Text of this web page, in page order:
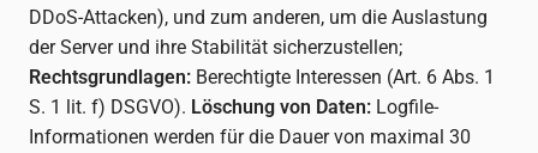
DDoS-Attacken), und zum anderen, um die Auslastung
der Server und ihre Stabilität sicherzustellen;
Rechtsgrundlagen: Berechtigte Interessen (Art. 6 Abs. 1
S. 1 lit. f) DSGVO). Löschung von Daten: Logfile-
Informationen werden für die Dauer von maximal 30